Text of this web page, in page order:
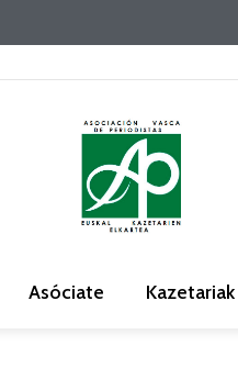
Asóciate Kazetariak